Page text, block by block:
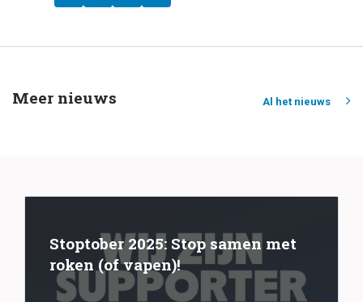
Meer nieuws Al het nieuws
Stoptober 2025: Stop samen met
roken (of vapen)!